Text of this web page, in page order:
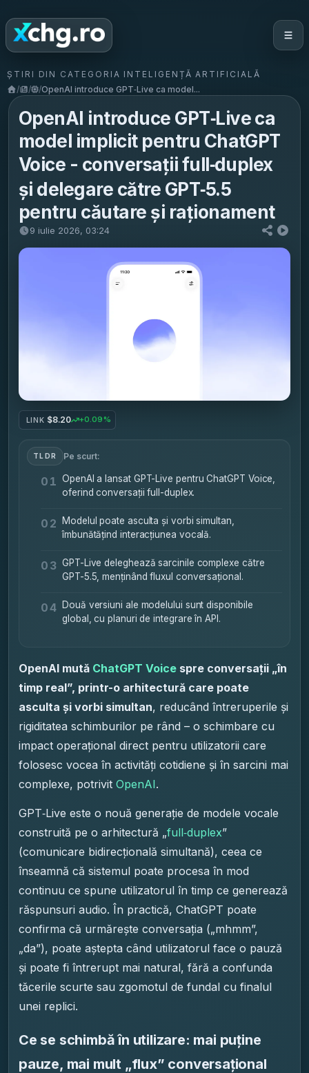
ȘTIRI DIN CATEGORIA INTELIGENȚĂ ARTIFICIALĂ
/
/ /OpenAI introduce GPT‑Live ca model...
OpenAI introduce GPT‑Live ca
model implicit pentru ChatGPT
Voice - conversații full‑duplex
și delegare către GPT‑5.5
pentru căutare și raționament
9 iulie 2026, 03:24
LINK $8.20 +0.09%
TLDR Pe scurt:
01 OpenAI a lansat GPT-Live pentru ChatGPT Voice,
oferind conversații full-duplex.
02
Modelul poate asculta și vorbi simultan,
îmbunătățind interacțiunea vocală.
03 GPT-Live deleghează sarcinile complexe către
GPT-5.5, menținând fluxul conversațional.
04
Două versiuni ale modelului sunt disponibile
global, cu planuri de integrare în API.
OpenAI mută ChatGPT Voice spre conversații „în
timp real”, printr-o arhitectură care poate
asculta și vorbi simultan, reducând întreruperile și
rigiditatea schimburilor pe rând – o schimbare cu
impact operațional direct pentru utilizatorii care
folosesc vocea în activități cotidiene și în sarcini mai
complexe, potrivit OpenAI.
GPT‑Live este o nouă generație de modele vocale
construită pe o arhitectură „full‑duplex”
(comunicare bidirecțională simultană), ceea ce
înseamnă că sistemul poate procesa în mod
continuu ce spune utilizatorul în timp ce generează
răspunsuri audio. În practică, ChatGPT poate
confirma că urmărește conversația („mhmm”,
„da”), poate aștepta când utilizatorul face o pauză
și poate fi întrerupt mai natural, fără a confunda
tăcerile scurte sau zgomotul de fundal cu finalul
unei replici.
Ce se schimbă în utilizare: mai puține
pauze, mai mult „flux” conversațional